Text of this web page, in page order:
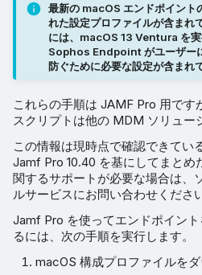
最新の macOS エンドポイント
れた設定プロファイルが含まれ
には、macOS 13 Ventura を実
Sophos Endpoint がユーザー
防ぐために必要な設定が含まれ
これらの手順は JAMF Pro 用です
スクリプトは他の MDM ソリュー
この情報は現時点で確認できてい
Jamf Pro 10.40 を基にしてまとめ
関するサポートが必要な場合は、
ルサービスにお問い合わせください
Jamf Pro を使ってエンドポイン
るには、次の手順を実行します。
macOS 構成プロファイルをダ